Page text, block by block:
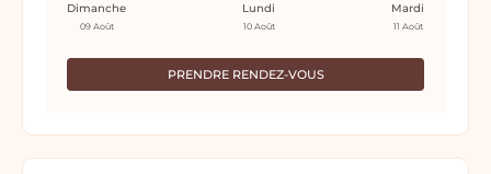
PRENDRE RENDEZ-VOUS
Dimanche
09 Août
Lundi
10 Août
Mardi
11 Août